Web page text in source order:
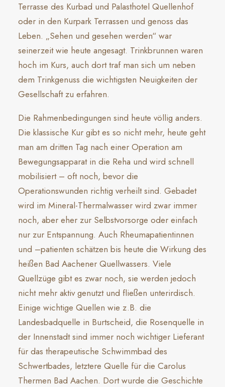
Terrasse des Kurbad und Palasthotel Quellenhof
oder in den Kurpark Terrassen und genoss das
Leben. „Sehen und gesehen werden“ war
seinerzeit wie heute angesagt. Trinkbrunnen waren
hoch im Kurs, auch dort traf man sich um neben
dem Trinkgenuss die wichtigsten Neuigkeiten der
Gesellschaft zu erfahren.
Die Rahmenbedingungen sind heute völlig anders.
Die klassische Kur gibt es so nicht mehr, heute geht
man am dritten Tag nach einer Operation am
Bewegungsapparat in die Reha und wird schnell
mobilisiert – oft noch, bevor die
Operationswunden richtig verheilt sind. Gebadet
wird im Mineral-Thermalwasser wird zwar immer
noch, aber eher zur Selbstvorsorge oder einfach
nur zur Entspannung. Auch Rheumapatientinnen
und –patienten schätzen bis heute die Wirkung des
heißen Bad Aachener Quellwassers. Viele
Quellzüge gibt es zwar noch, sie werden jedoch
nicht mehr aktiv genutzt und fließen unterirdisch.
Einige wichtige Quellen wie z.B. die
Landesbadquelle in Burtscheid, die Rosenquelle in
der Innenstadt sind immer noch wichtiger Lieferant
für das therapeutische Schwimmbad des
Schwertbades, letztere Quelle für die Carolus
Thermen Bad Aachen. Dort wurde die Geschichte